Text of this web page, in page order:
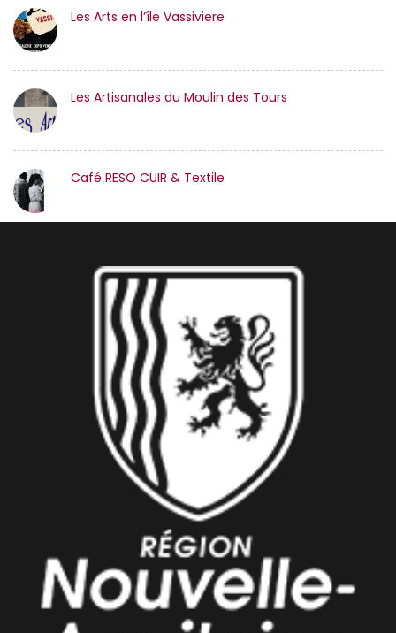
Les Arts en l’île Vassiviere
Les Artisanales du Moulin des Tours
Café RESO CUIR & Textile